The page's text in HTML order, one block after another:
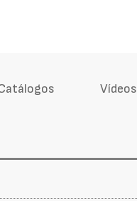
Vídeos